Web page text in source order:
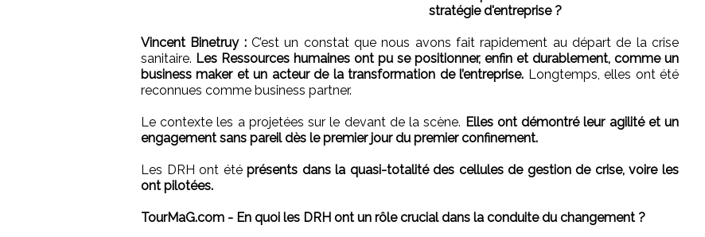
stratégie d'entreprise ?
Vincent Binetruy :C’est un constat que nous avons fait rapidement au départ de la crise
sanitaire. Les Ressources humaines ont pu se positionner, enfin et durablement, comme un
business maker et un acteur de la transformation de l’entreprise. Longtemps, elles ont été
reconnues comme business partner.
Le contexte les a projetées sur le devant de la scène. Elles ont démontré leur agilité et un
engagement sans pareil dès le premier jour du premier confinement.
Les DRH ont étéprésents dans la quasi-totalité des cellules de gestion de crise, voire les
ont pilotées.
TourMaG.com - En quoi les DRH ont un rôle crucial dans la conduite du changement ?